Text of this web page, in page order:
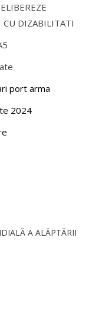
CU DIZABILITATI
port arma
2024
A ALĂPTĂRII